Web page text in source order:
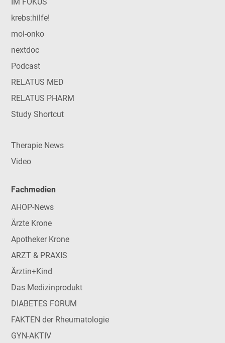
krebs:hilfe!
mol-onko
nextdoc
Podcast
RELATUS MED
RELATUS PHARM
Study Shortcut
Therapie News
Video
Fachmedien
AHOP-News
Ärzte Krone
Apotheker Krone
ARZT & PRAXIS
Ärztin+Kind
Das Medizinprodukt
DIABETES FORUM
FAKTEN der Rheumatologie
GYN-AKTIV